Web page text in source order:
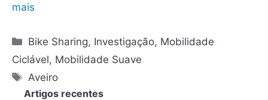
mais
Bike Sharing, Investigação, Mobilidade
Ciclável, Mobilidade Suave
Aveiro
Artigos recentes